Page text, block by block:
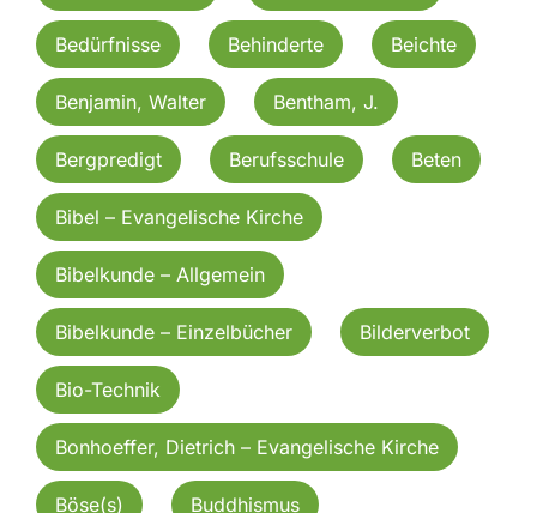
Bedürfnisse Behinderte Beichte
Benjamin, Walter Bentham, J.
Bergpredigt Berufsschule Beten
Bibel – Evangelische Kirche
Bibelkunde – Allgemein
Bibelkunde – Einzelbücher Bilderverbot
Bio-Technik
Bonhoeffer, Dietrich – Evangelische Kirche
Böse(s) Buddhismus